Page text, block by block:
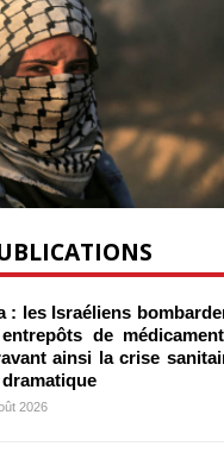
: les Israéliens
de
ainsi la crise
2026